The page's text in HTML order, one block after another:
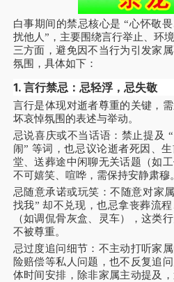
白事期间的禁忌核心是 “心怀敬
扰他人”，主要围绕言行举止、环
三方面，避免因不当行为引发家
氛围，具体如下：
1. 言行禁忌：忌轻浮，忌失敬
言行是体现对逝者尊重的关键，
坏哀悼氛围的表述与举动。
忌说喜庆或不当话语：禁止提及
闹” 等词，也忌议论逝者死因、
堂、送葬途中闲聊无关话题（如
不可嬉笑、喧哗，需保持安静肃穆。
忌随意承诺或玩笑：不随意对家
找我” 却不兑现，也忌拿丧葬流
（如调侃骨灰盒、灵车），这类
不被尊重。
忌过度追问细节：不主动打听家
险赔偿等私人问题，也不反复追
体时间安排，除非家属主动提及